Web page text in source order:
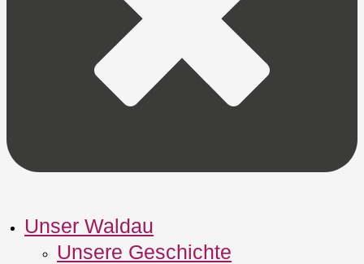
Unser Waldau
Unsere Geschichte